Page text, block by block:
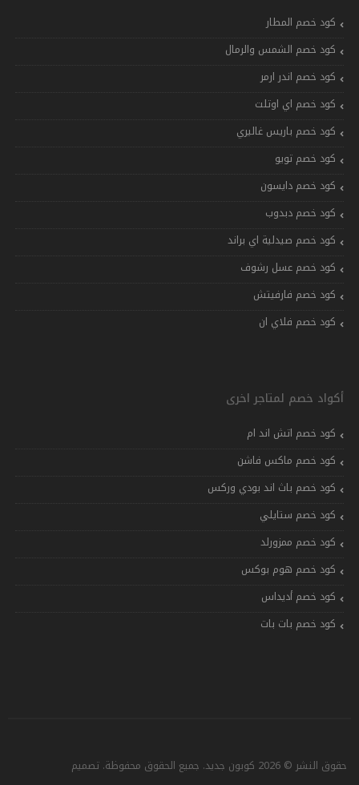
كود خصم المطار
كود خصم الشمس والرمال
كود خصم اندر ارمر
كود خصم اي اوتلت
كود خصم باريس غاليري
كود خصم تويو
كود خصم دايسون
كود خصم دبدوب
كود خصم صيدلية اي براند
كود خصم عسل رشوف
كود خصم فارفيتش
كود خصم فلاي ان
أكواد خصم لمتاجر اخرى
كود خصم اتش اند ام
كود خصم ماكس فاشن
كود خصم باث اند بودي وركس
كود خصم ستايلي
كود خصم ممزورلد
كود خصم هوم بوكس
كود خصم أديداس
كود خصم بات بات
حقوق النشر © 2026 كوبون جديد. جميع الحقوق محفوظة. تصميم